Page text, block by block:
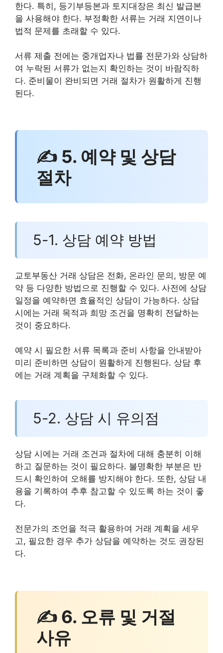
한다. 특히, 등기부등본과 토지대장은 최신 발급본
을 사용해야 한다. 부정확한 서류는 거래 지연이나
법적 문제를 초래할 수 있다.
서류 제출 전에는 중개업자나 법률 전문가와 상담하
여 누락된 서류가 없는지 확인하는 것이 바람직하
다. 준비물이 완비되면 거래 절차가 원활하게 진행
된다.
✍ 5. 예약 및 상담
절차
5-1. 상담 예약 방법
교토부동산 거래 상담은 전화, 온라인 문의, 방문 예
약 등 다양한 방법으로 진행할 수 있다. 사전에 상담
일정을 예약하면 효율적인 상담이 가능하다. 상담
시에는 거래 목적과 희망 조건을 명확히 전달하는
것이 중요하다.
예약 시 필요한 서류 목록과 준비 사항을 안내받아
미리 준비하면 상담이 원활하게 진행된다. 상담 후
에는 거래 계획을 구체화할 수 있다.
5-2. 상담 시 유의점
상담 시에는 거래 조건과 절차에 대해 충분히 이해
하고 질문하는 것이 필요하다. 불명확한 부분은 반
드시 확인하여 오해를 방지해야 한다. 또한, 상담 내
용을 기록하여 추후 참고할 수 있도록 하는 것이 좋
다.
전문가의 조언을 적극 활용하여 거래 계획을 세우
고, 필요한 경우 추가 상담을 예약하는 것도 권장된
다.
✍ 6. 오류 및 거절
사유